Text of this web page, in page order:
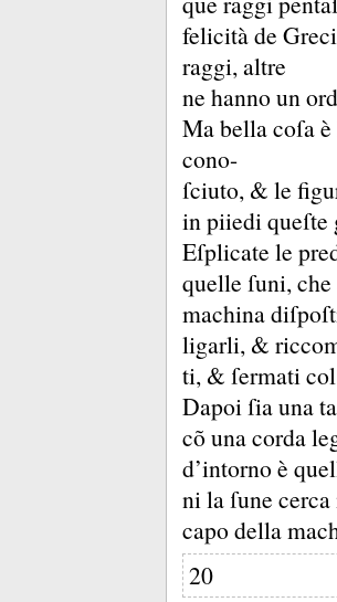
felicità de
raggi, altre
ne hanno un
Ma bella coſa
cono-
ſciuto, & le
in piiedi queſte
Eſplicate le
quelle ſuni,
machina
ligarli, &
ti, & ſermati
Dapoi ſia una
cõ una corda
d’intorno è
ni la ſune
capo della
20